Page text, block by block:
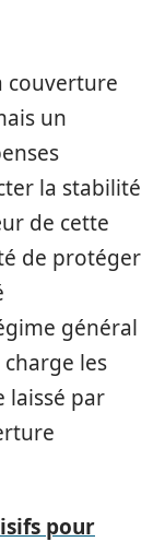
couverture
un
la stabilité
de cette
de protéger
général
les
laissé par
pour